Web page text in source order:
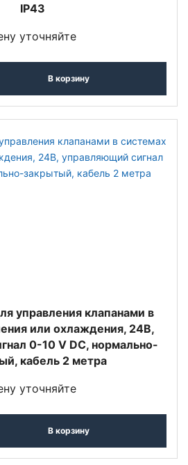
IP43
уточняйте
В корзину
управления клапанами в
или охлаждения, 24В,
0-10 V DC, нормально-
кабель 2 метра
уточняйте
В корзину